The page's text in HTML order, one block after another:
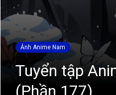
Ảnh Anime Nam
Tuyển tập
(Phần 177)